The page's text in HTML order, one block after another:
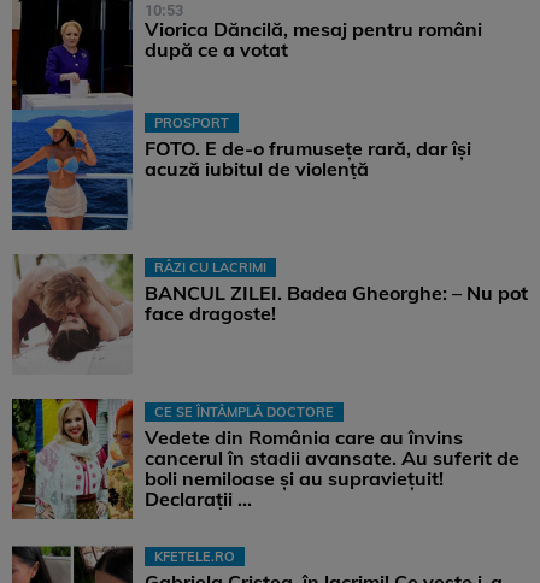
10:53
Viorica Dăncilă, mesaj pentru români
după ce a votat
PROSPORT
FOTO. E de-o frumusețe rară, dar își
acuză iubitul de violență
RÂZI CU LACRIMI
BANCUL ZILEI. Badea Gheorghe: – Nu pot
face dragoste!
CE SE ÎNTÂMPLĂ DOCTORE
Vedete din România care au învins
cancerul în stadii avansate. Au suferit de
boli nemiloase şi au supravieţuit!
Declarații ...
KFETELE.RO